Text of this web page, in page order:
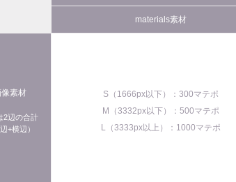
materials素材
像素材
2辺の合計
辺+横辺）
S（1666px以下）：300マテポ
M（3332px以下）：500マテポ
L（3333px以上）：1000マテポ